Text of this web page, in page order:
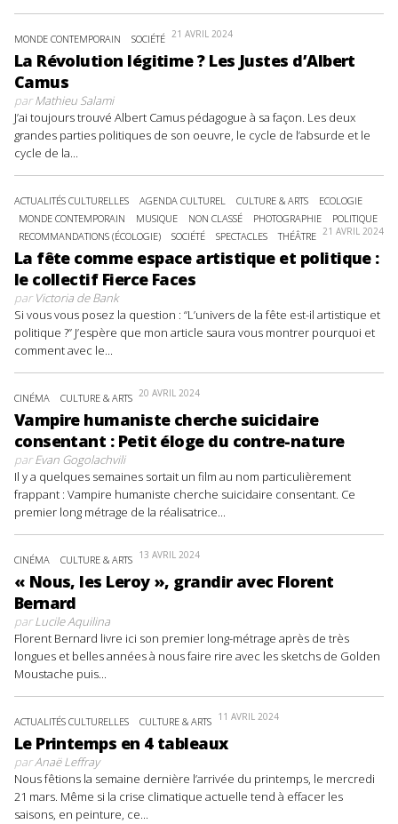
MONDE CONTEMPORAIN SOCIÉTÉ 21 AVRIL 2024
La Révolution légitime ? Les Justes d’Albert
Camus
parMathieu Salami
J’ai toujours trouvé Albert Camus pédagogue à sa façon. Les deux
grandes parties politiques de son oeuvre, le cycle de l’absurde et le
cycle de la...
ACTUALITÉS CULTURELLES AGENDA CULTUREL CULTURE & ARTS
ECOLOGIE
MONDE CONTEMPORAIN
MUSIQUE NON CLASSÉ PHOTOGRAPHIE
POLITIQUE
RECOMMANDATIONS (ÉCOLOGIE)
SOCIÉTÉ SPECTACLES THÉÂTRE 21 AVRIL 2024
La fête comme espace artistique et politique :
le collectif Fierce Faces
parVictoria de Bank
Si vous vous posez la question : “L’univers de la fête est-il artistique et
politique ?” J’espère que mon article saura vous montrer pourquoi et
comment avec le...
CINÉMA CULTURE & ARTS 20 AVRIL 2024
Vampire humaniste cherche suicidaire
consentant : Petit éloge du contre-nature
parEvan Gogolachvili
Il y a quelques semaines sortait un film au nom particulièrement
frappant : Vampire humaniste cherche suicidaire consentant. Ce
premier long métrage de la réalisatrice...
CINÉMA CULTURE & ARTS 13 AVRIL 2024
« Nous, les Leroy », grandir avec Florent
Bernard
parLucile Aquilina
Florent Bernard livre ici son premier long-métrage après de très
longues et belles années à nous faire rire avec les sketchs de Golden
Moustache puis...
ACTUALITÉS CULTURELLES CULTURE & ARTS 11 AVRIL 2024
Le Printemps en 4 tableaux
parAnaë Leffray
Nous fêtions la semaine dernière l’arrivée du printemps, le mercredi
21 mars. Même si la crise climatique actuelle tend à effacer les
saisons, en peinture, ce...